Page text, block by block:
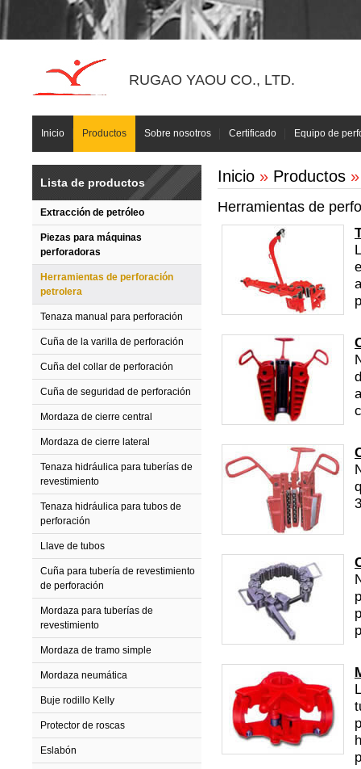
RUGAO YAOU CO., LTD.
Inicio Productos Sobre nosotros Certificado Equipo de
Lista de productos
Extracción de petróleo
Piezas para máquinas
perforadoras
Herramientas de perforación
petrolera
Tenaza manual para perforación
Cuña de la varilla de perforación
Cuña del collar de perforación
Cuña de seguridad de perforación
Mordaza de cierre central
Mordaza de cierre lateral
Tenaza hidráulica para tuberías de
revestimiento
Tenaza hidráulica para tubos de
perforación
Llave de tubos
Cuña para tubería de revestimiento
de perforación
Mordaza para tuberías de
revestimiento
Mordaza de tramo simple
Mordaza neumática
Buje rodillo Kelly
Protector de roscas
Eslabón
Inicio » Productos
Herramientas de